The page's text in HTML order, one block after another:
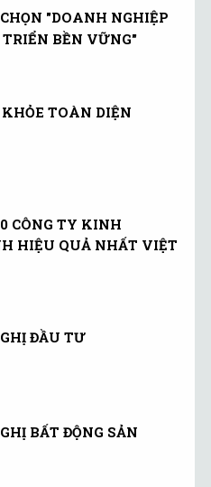
"DOANH NGHIỆP
BỀN VỮNG"
KHỎE TOÀN DIỆN
CÔNG TY KINH
HIỆU QUẢ NHẤT VIỆT
ĐẦU TƯ
BẤT ĐỘNG SẢN